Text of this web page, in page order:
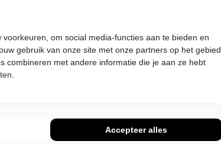
om social media-functies aan te bieden en
gebruik van onze site met onze partners op het gebied
combineren met andere informatie die je aan ze hebt
Accepteer alles